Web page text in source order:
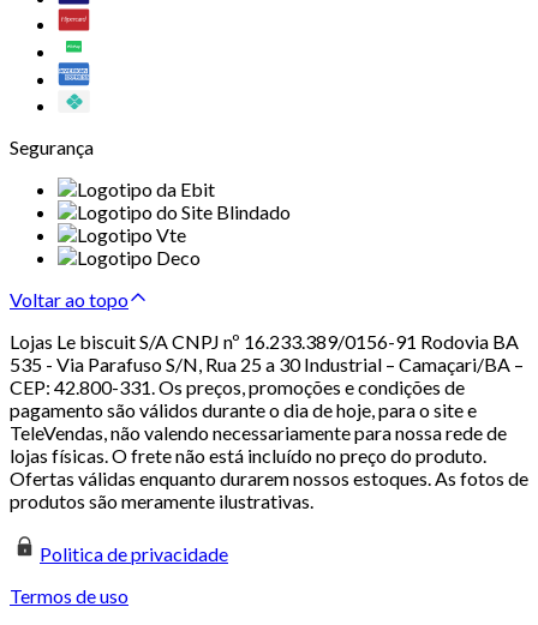
Segurança
Voltar ao topo
Lojas Le biscuit S/A CNPJ nº 16.233.389/0156-91 Rodovia BA
535 - Via Parafuso S/N, Rua 25 a 30 Industrial – Camaçari/BA –
CEP: 42.800-331. Os preços, promoções e condições de
pagamento são válidos durante o dia de hoje, para o site e
TeleVendas, não valendo necessariamente para nossa rede de
lojas físicas. O frete não está incluído no preço do produto.
Ofertas válidas enquanto durarem nossos estoques. As fotos de
produtos são meramente ilustrativas.
Politica de privacidade
Termos de uso